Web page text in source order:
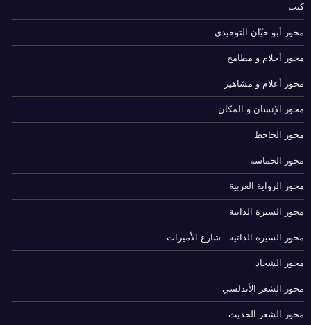
كتب
محور أبو حيّان التوحيدي
محور أحلام و مطامح
محور أعلام و مشاهير
محور الإنسان و المكان
محور الجاحظ
محور الحماسة
محور الرواية العربية
محور السيرة الذاتية
محور السيرة الذاتية : شارع الأميرات
محور الشحاذ
محور الشعر الأندلسي
محور الشعر الحديث